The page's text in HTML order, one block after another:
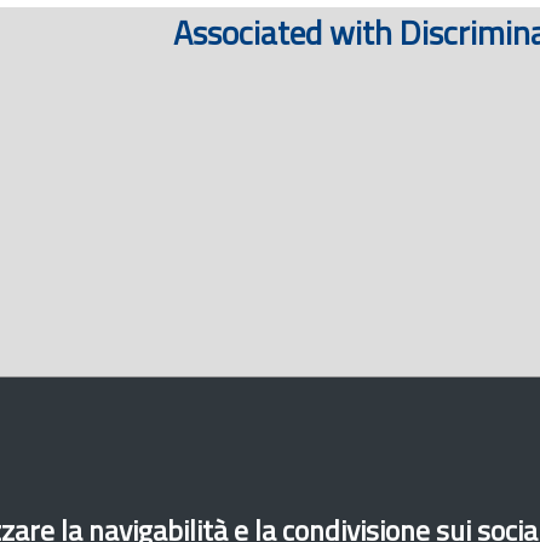
Associated with
la navigabilità e la condivisione sui